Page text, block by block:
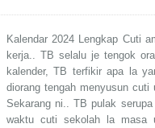
Kalendar 2024 Lengkap Cuti
kerja.. TB selalu je tengok
kalender, TB terfikir apa la
diorang tengah menyusun
Sekarang ni.. TB pulak
waktu cuti sekolah la masa